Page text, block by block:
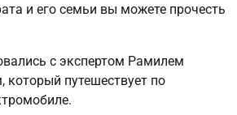
и его семьи вы можете прочесть
с экспертом Рамилем
который путешествует по